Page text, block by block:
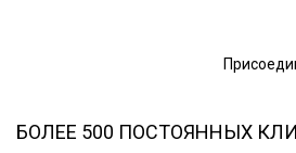
БОЛЕЕ 500 ПОСТОЯННЫХ